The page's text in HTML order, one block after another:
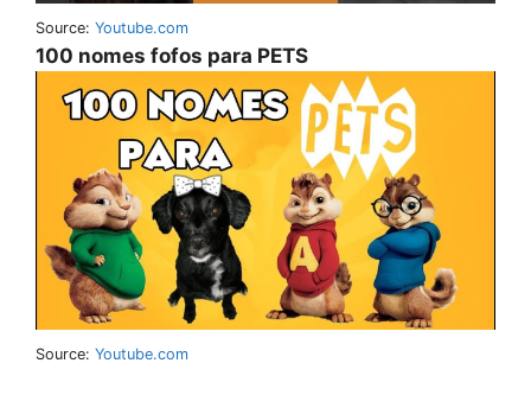
Source: Youtube.com
100 nomes fofos para PETS
Source: Youtube.com